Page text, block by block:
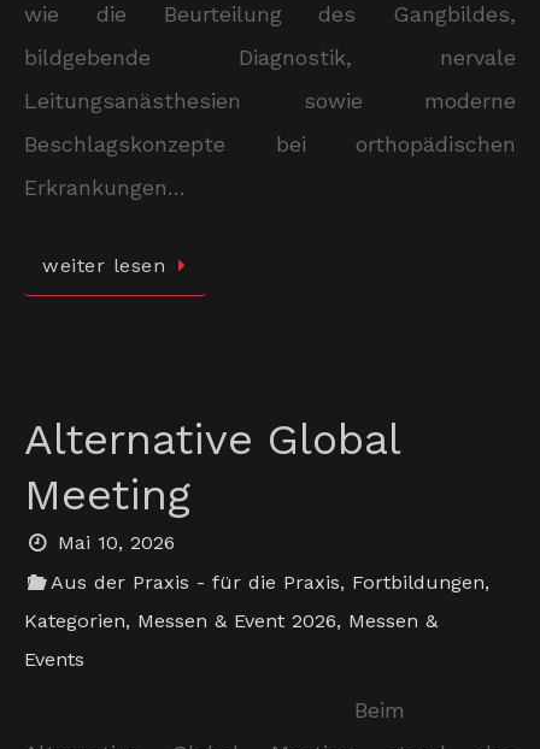
wie die Beurteilung des Gangbildes,
bildgebende Diagnostik, nervale
Leitungsanästhesien sowie moderne
Beschlagskonzepte bei orthopädischen
Erkrankungen…
weiter lesen
Alternative Global
Meeting
Mai 10, 2026
Aus der Praxis - für die Praxis, Fortbildungen,
Kategorien, Messen & Event 2026, Messen &
Events
Beim